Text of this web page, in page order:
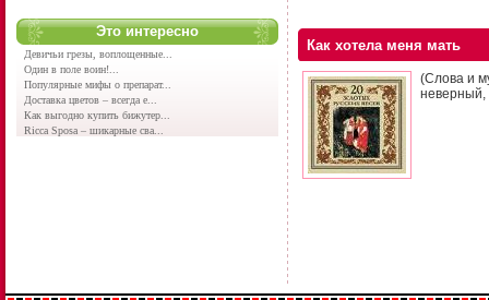
Это интересно
Девичьи грезы, воплощенные...
Один в поле воин!...
Популярные мифы о препарат...
Доставка цветов – всегда е...
Как выгодно купить бижутер...
Ricca Sposa – шикарные сва...
Как хотела меня мать
(Слова и
неверный,